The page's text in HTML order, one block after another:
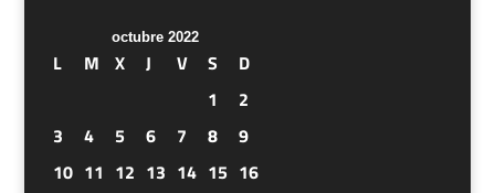
octubre 2022
L M X J V S
D
1
2
3
4 5 6 7 8
9
10 11 12 13 14 15 16